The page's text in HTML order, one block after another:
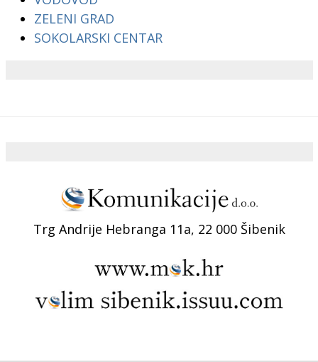
ZELENI GRAD
SOKOLARSKI CENTAR
Trg Andrije Hebranga 11a, 22 000 Šibenik